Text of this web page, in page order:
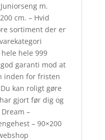
m.
cm. – Hvid
sortiment der er
hele 999
garanti mod at
inden for fristen
kan roligt gøre
gjort før dig og
–
– 90×200